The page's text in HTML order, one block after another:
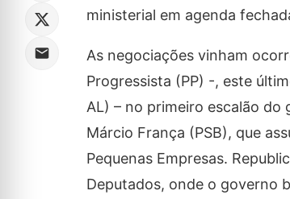
ministerial em agenda
As negociações vinham
Progressista (PP) -, este
AL) – no primeiro escalão do
Márcio França (PSB), que
Pequenas Empresas.
Deputados, onde o governo